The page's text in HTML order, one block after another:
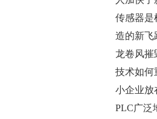
传感器是
造的新飞
龙卷风摧
技术如何
小企业放
PLC广泛